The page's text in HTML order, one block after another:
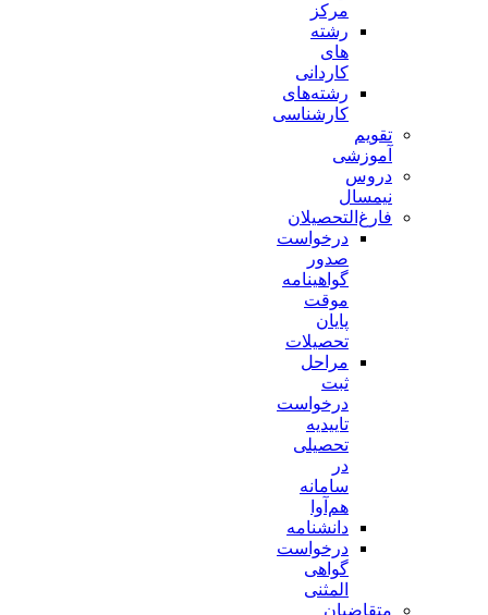
مرکز
رشته
های
کاردانی
رشته‌های
کارشناسی
تقویم
آموزشی
دروس
نیمسال
فارغ‌التحصیلان
درخواست
صدور
گواهینامه
موقت
پایان
تحصیلات
مراحل
ثبت
درخواست
تاییدیه
تحصیلی
در
سامانه
هم‌آوا
دانشنامه
درخواست
گواهی
المثنی
متقاضیان